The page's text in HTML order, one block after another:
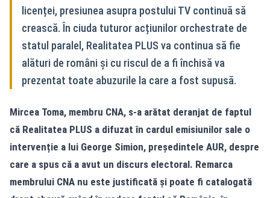
licenței, presiunea asupra postului TV continuă să
crească. În ciuda tuturor acțiunilor orchestrate de
statul paralel, Realitatea PLUS va continua să fie
alături de români și cu riscul de a fi închisă va
prezentat toate abuzurile la care a fost supusă.
Mircea Toma, membru CNA, s-a arătat deranjat de faptul
că Realitatea PLUS a difuzat în cardul emisiunilor sale o
intervenție a lui George Simion, președintele AUR, despre
care a spus că a avut un discurs electoral. Remarca
membrului CNA nu este justificată și poate fi catalogată